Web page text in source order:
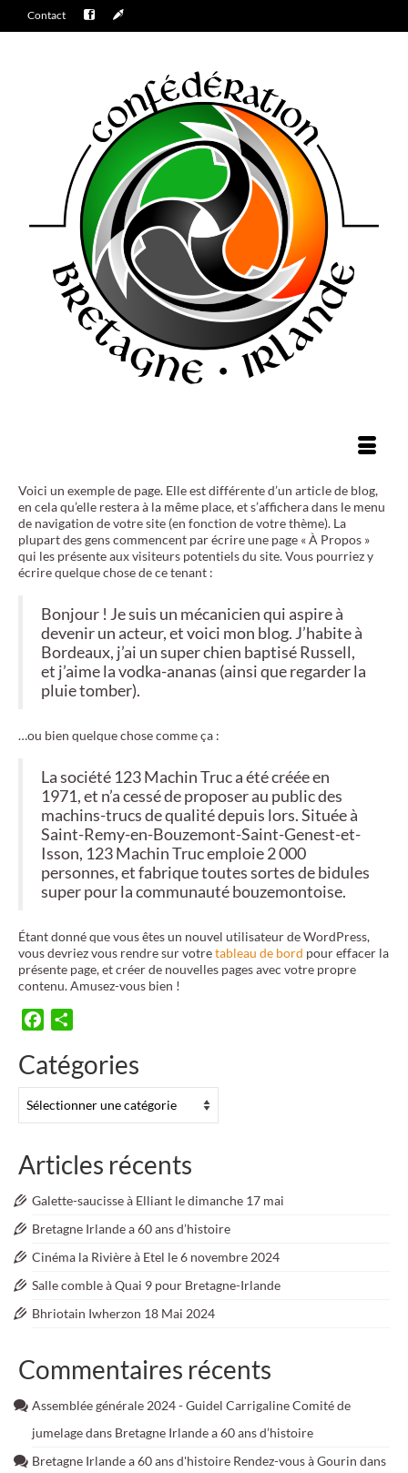
Contact
Voici un exemple de page. Elle est différente d’un article de blog,
en cela qu’elle restera à la même place, et s’affichera dans le menu
de navigation de votre site (en fonction de votre thème). La
plupart des gens commencent par écrire une page « À Propos »
qui les présente aux visiteurs potentiels du site. Vous pourriez y
écrire quelque chose de ce tenant :
Bonjour ! Je suis un mécanicien qui aspire à
devenir un acteur, et voici mon blog. J’habite à
Bordeaux, j’ai un super chien baptisé Russell,
et j’aime la vodka-ananas (ainsi que regarder la
pluie tomber).
…ou bien quelque chose comme ça :
La société 123 Machin Truc a été créée en
1971, et n’a cessé de proposer au public des
machins-trucs de qualité depuis lors. Située à
Saint-Remy-en-Bouzemont-Saint-Genest-et-
Isson, 123 Machin Truc emploie 2 000
personnes, et fabrique toutes sortes de bidules
super pour la communauté bouzemontoise.
Étant donné que vous êtes un nouvel utilisateur de WordPress,
vous devriez vous rendre sur votretableau de bord pour effacer la
présente page, et créer de nouvelles pages avec votre propre
contenu. Amusez-vous bien !
Facebook
Catégories
Articles récents
Galette-saucisse à Elliant le dimanche 17 mai
Bretagne Irlande a 60 ans d’histoire
Cinéma la Rivière à Etel le 6 novembre 2024
Salle comble à Quai 9 pour Bretagne-Irlande
Bhriotain Iwherzon 18 Mai 2024
Commentaires récents
Assemblée générale 2024 - Guidel Carrigaline Comité de
jumelagedans Bretagne Irlande a 60 ans d’histoire
Bretagne Irlande a 60 ans d'histoire Rendez-vous à Gourin dans